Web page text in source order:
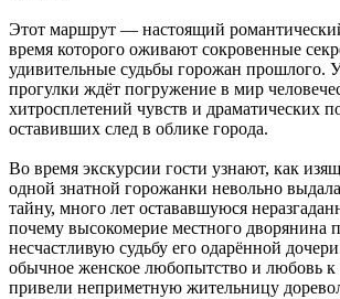
Этот маршрут — настоящий
время которого оживают сокровенные
удивительные судьбы горожан прошлого.
прогулки ждёт погружение в мир
хитросплетений чувств и драматических
оставивших след в облике города.
Во время экскурсии гости узнают, как
одной знатной горожанки невольно
тайну, много лет остававшуюся
почему высокомерие местного дворянина
несчастливую судьбу его одарённой
обычное женское любопытство и любовь
привели неприметную жительницу